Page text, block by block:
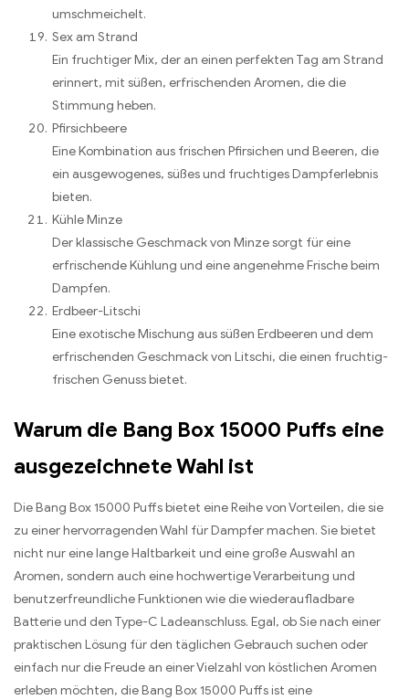
umschmeichelt.
Sex am Strand
Ein fruchtiger Mix, der an einen perfekten Tag am Strand
erinnert, mit süßen, erfrischenden Aromen, die die
Stimmung heben.
Pfirsichbeere
Eine Kombination aus frischen Pfirsichen und Beeren, die
ein ausgewogenes, süßes und fruchtiges Dampferlebnis
bieten.
Kühle Minze
Der klassische Geschmack von Minze sorgt für eine
erfrischende Kühlung und eine angenehme Frische beim
Dampfen.
Erdbeer-Litschi
Eine exotische Mischung aus süßen Erdbeeren und dem
erfrischenden Geschmack von Litschi, die einen fruchtig-
frischen Genuss bietet.
Warum die Bang Box 15000 Puffs eine
ausgezeichnete Wahl ist
Die Bang Box 15000 Puffs bietet eine Reihe von Vorteilen, die sie
zu einer hervorragenden Wahl für Dampfer machen. Sie bietet
nicht nur eine lange Haltbarkeit und eine große Auswahl an
Aromen, sondern auch eine hochwertige Verarbeitung und
benutzerfreundliche Funktionen wie die wiederaufladbare
Batterie und den Type-C Ladeanschluss. Egal, ob Sie nach einer
praktischen Lösung für den täglichen Gebrauch suchen oder
einfach nur die Freude an einer Vielzahl von köstlichen Aromen
erleben möchten, die Bang Box 15000 Puffs ist eine